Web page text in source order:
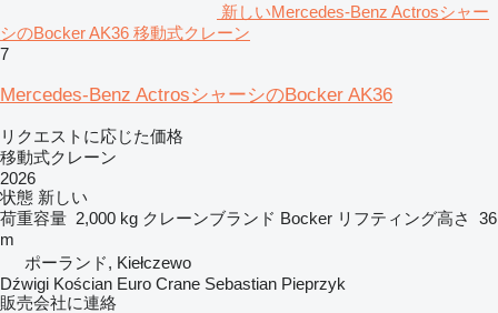
新しいMercedes-Benz Actrosシャー
シのBocker AK36 移動式クレーン
7
Mercedes-Benz ActrosシャーシのBocker AK36
リクエストに応じた価格
移動式クレーン
2026
状態 新しい
荷重容量 2,000 kg クレーンブランド Bocker リフティング高さ
36
m
ポーランド, Kiełczewo
Dźwigi Kościan Euro Crane Sebastian Pieprzyk
販売会社に連絡